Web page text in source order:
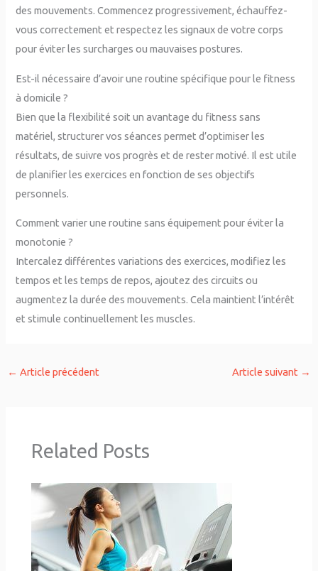
des mouvements. Commencez progressivement, échauffez-
vous correctement et respectez les signaux de votre corps
pour éviter les surcharges ou mauvaises postures.
Est-il nécessaire d’avoir une routine spécifique pour le fitness
à domicile ?
Bien que la flexibilité soit un avantage du fitness sans
matériel, structurer vos séances permet d’optimiser les
résultats, de suivre vos progrès et de rester motivé. Il est utile
de planifier les exercices en fonction de ses objectifs
personnels.
Comment varier une routine sans équipement pour éviter la
monotonie ?
Intercalez différentes variations des exercices, modifiez les
tempos et les temps de repos, ajoutez des circuits ou
augmentez la durée des mouvements. Cela maintient l’intérêt
et stimule continuellement les muscles.
← Article précédent Article suivant →
Related Posts